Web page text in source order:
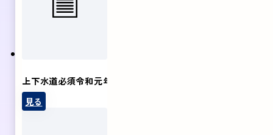
上下水道必須令和元年～5年
見る